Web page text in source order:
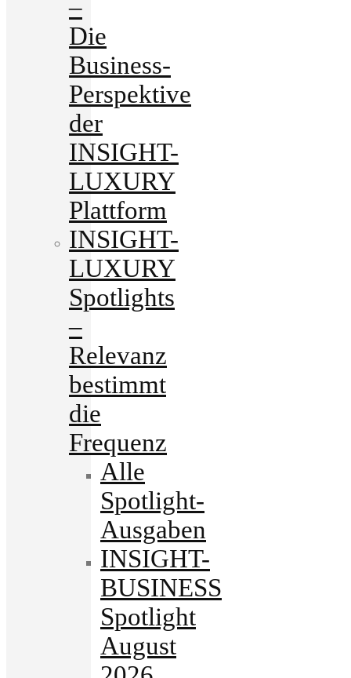
–
Die
Business-
Perspektive
der
INSIGHT-
LUXURY
Plattform
INSIGHT-
LUXURY
Spotlights
–
Relevanz
bestimmt
die
Frequenz
Alle
Spotlight-
Ausgaben
INSIGHT-
BUSINESS
Spotlight
August